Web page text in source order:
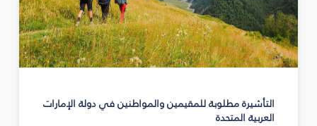
التأشيرة مطلوبة للمقيمين والمواطنين في دولة الإمارات
العربية المتحدة